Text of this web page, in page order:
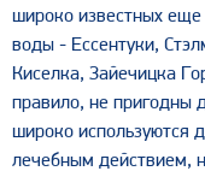
широко известных еще
воды - Ессентуки,
Киселка, Зайечицка
правило, не пригодны
широко используются
лечебным действием,